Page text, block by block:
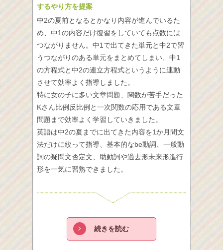
するやり方を提案
中2の夏前となるとかなり内容が進んでいるた
め、中1の内容だけ復習をしていても点数には
つながりません。中1で出てきた単元と中2で習
うつながりのある単元をまとめてしまい、中1
の方程式と中2の連立方程式というように連動
させて効率よく指導しました。
特に女の子に多い文章問題、関数が苦手だった
Kさん比例反比例と一次関数の応用である文章
問題まで効率よく学習していきました。
英語は中2の夏までに出てきた内容を1か月間文
法だけに絞って指導、基本的なbe動詞、一般動
詞の疑問文否定文、助動詞や過去形未来形進行
形を一気に習熟できました。
続きを読む